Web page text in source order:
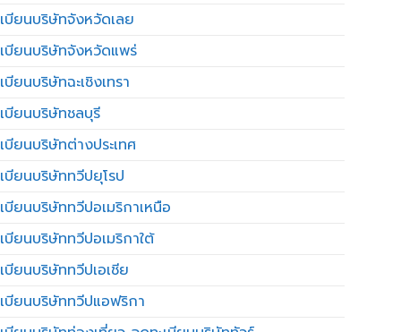
บียนบริษัทจังหวัดเลย
บียนบริษัทจังหวัดแพร่
บียนบริษัทฉะเชิงเทรา
บียนบริษัทชลบุรี
บียนบริษัทต่างประเทศ
บียนบริษัททวีปยุโรป
บียนบริษัททวีปอเมริกาเหนือ
บียนบริษัททวีปอเมริกาใต้
บียนบริษัททวีปเอเชีย
บียนบริษัททวีปแอฟริกา